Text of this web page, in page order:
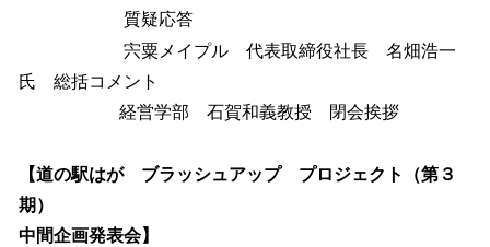
質疑応答
宍粟メイプル 代表取締役社長 名畑浩一
氏 総括コメント
経営学部 石賀和義教授 閉会挨拶
【道の駅はが ブラッシュアップ プロジェクト（第３
期）
中間企画発表会】